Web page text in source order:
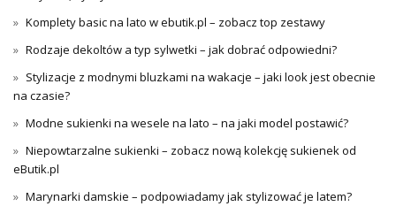
Komplety basic na lato w ebutik.pl – zobacz top zestawy
Rodzaje dekoltów a typ sylwetki – jak dobrać odpowiedni?
Stylizacje z modnymi bluzkami na wakacje – jaki look jest obecnie
na czasie?
Modne sukienki na wesele na lato – na jaki model postawić?
Niepowtarzalne sukienki – zobacz nową kolekcję sukienek od
eButik.pl
Marynarki damskie – podpowiadamy jak stylizować je latem?